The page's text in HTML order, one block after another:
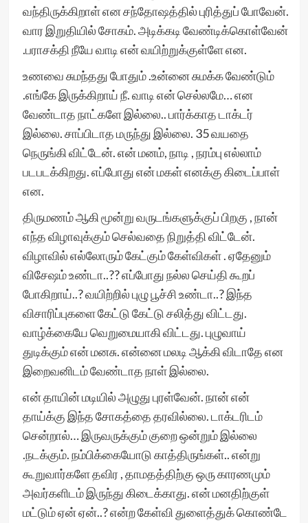
வந்திருக்கிறாள் என சந்தோஷத்தில் புரித்துப் போவேன்.
வார இறுதியில் சோகம். அடிக்கடி வேண்டிக்கொள்வேன்
.பராசக்தி நீயே வாடி என் வயிற்றுக்குள்ளே என.
உணவை சுமந்தது போதும் .உன்னை சுமக்க வேண்டும்
.எங்கே இருக்கிறாய் நீ. வாடி என் செல்லமே… என
வேண்டாத நாட்களே இல்லை.. பார்க்காத டாக்டர்
இல்லை. சாப்பிடாத மருந்து இல்லை. 35 வயதை
நெருங்கி விட்டேன். என் மனம், நாடி , நரம்பு எல்லாம்
படபடக்கிறது. எப்போது என் மகள் எனக்கு கிடைப்பாள்
என.
திருமணம் ஆகி மூன்று வருடங்களுக்குப் பிறகு , நான்
எந்த விழாவுக்கும் செல்வதை நிறுத்தி விட்டேன்.
விழாவில் எல்லோரும் கேட்கும் கேள்விகள் . ஏதேனும்
விசேஷம் உண்டா..?? எப்போது நல்ல செய்தி கூறப்
போகிறாய்..? வயிற்றில் புழு பூச்சி உண்டா..? இந்த
விசாரிப்புகளை கேட்டு கேட்டு சலித்து விட்டது.
வாழ்க்கையே வெறுமையாகி விட்டது. புழுவாய்
துடிக்கும் என் மனசு. என்னை மலடி ஆக்கி விடாதே என
இறைவனிடம் வேண்டாத நாள் இல்லை.
என் தாயின் மடியில் அழுது புரள்வேன். நான் என்
தாய்க்கு இந்த சோகத்தை தரவில்லை. டாக்டரிடம்
சென்றால்… இருவருக்கும் குறை ஒன்றும் இல்லை
.நடக்கும். நம்பிக்கையோடு காத்திருங்கள்.. என்று
கூறுவார்களே தவிர , தாமதத்திற்கு ஒரு காரணமும்
அவர்களிடம் இருந்து கிடைக்காது. என் மனதிற்குள்
மட்டும் ஏன் ஏன்..? என்ற கேள்வி துளைத்துக் கொண்டே